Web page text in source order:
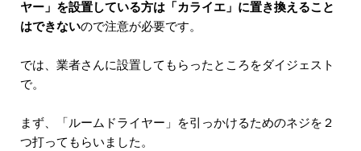
ヤー」を設置している方は「カライエ」に置き換えること
はできないので注意が必要です。
では、業者さんに設置してもらったところをダイジェスト
で。
まず、「ルームドライヤー」を引っかけるためのネジを２
つ打ってもらいました。